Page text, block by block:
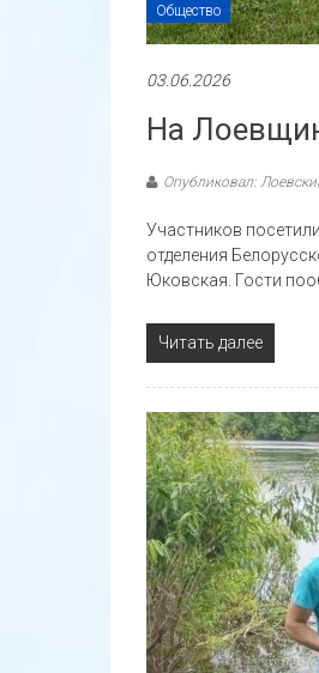
Общество
03.06.2026
На
Опубликовал:
Участников
отделения
Юковская. Гости
Читать далее